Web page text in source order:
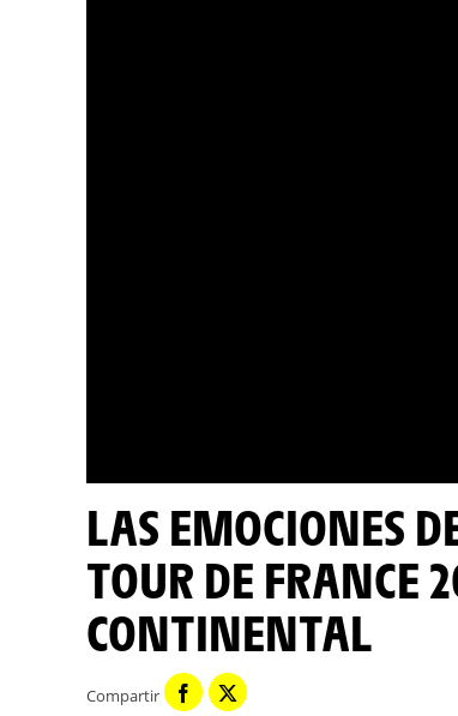
LAS EMOCIONES DE LOS GANADORES DE ETAPA DEL
TOUR DE FRANCE
CONTINENTAL
Compartir